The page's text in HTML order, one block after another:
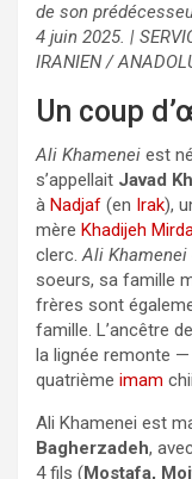
de son
4 juin 2025. |
IRANIEN /
Un coup
Ali Khamenei est
s’appellait Javad
à Nadjaf (en Irak),
mère Khadijeh
clerc.Ali Khamenei
soeurs, sa famille
frères sont
famille. L’ancêtre
la lignée remonte
quatrième imam
Ali Khamenei est
Bagherzadeh,
4 fils (Mostafa,